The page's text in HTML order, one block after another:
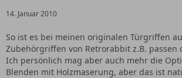
14. Januar 2010
So ist es bei meinen originalen Türgriffen
Zubehörgriffen von Retrorabbit z.B. passen
Ich persönlich mag aber auch mehr die
Blenden mit Holzmaserung, aber das ist